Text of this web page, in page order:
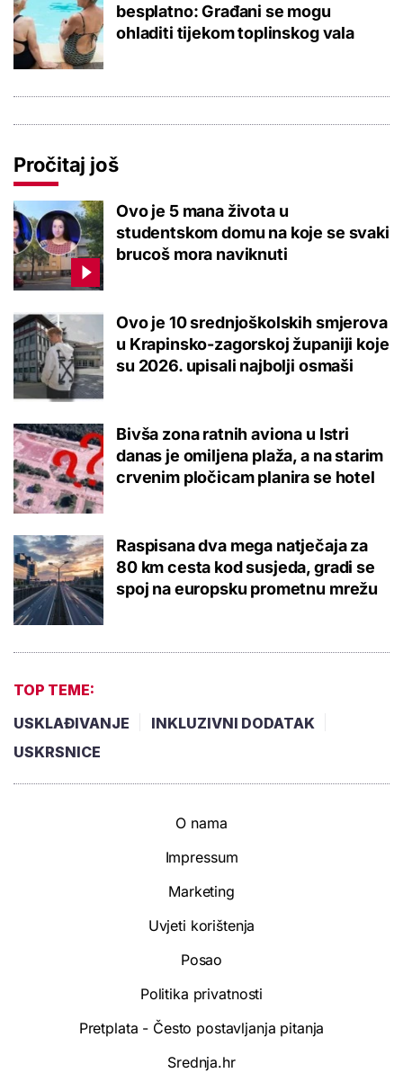
besplatno: Građani se mogu
ohladiti tijekom toplinskog vala
Pročitaj još
Ovo je 5 mana života u
studentskom domu na koje se svaki
brucoš mora naviknuti
Ovo je 10 srednjoškolskih smjerova
u Krapinsko-zagorskoj županiji koje
su 2026. upisali najbolji osmaši
Bivša zona ratnih aviona u Istri
danas je omiljena plaža, a na starim
crvenim pločicam planira se hotel
Raspisana dva mega natječaja za
80 km cesta kod susjeda, gradi se
spoj na europsku prometnu mrežu
TOP TEME:
USKLAĐIVANJE
INKLUZIVNI DODATAK
USKRSNICE
O nama
Impressum
Marketing
Uvjeti korištenja
Posao
Politika privatnosti
Pretplata - Često postavljanja pitanja
Srednja.hr